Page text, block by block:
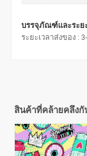
บรรจุภัณฑ์และระย
ระยะเวลาส่งของ :
สินค้าที่คล้ายคลึงกั